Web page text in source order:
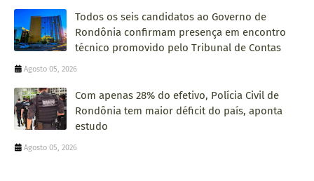
Todos os seis candidatos ao Governo de
Rondônia confirmam presença em encontro
técnico promovido pelo Tribunal de Contas
Agosto 05, 2026
Com apenas 28% do efetivo, Polícia Civil de
Rondônia tem maior déficit do país, aponta
estudo
Agosto 05, 2026